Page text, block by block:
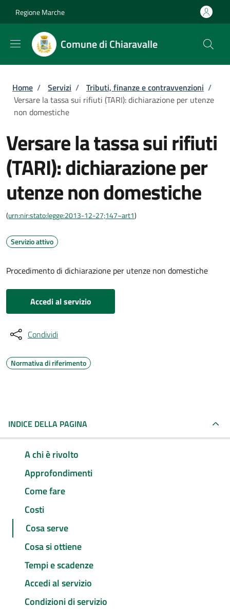
Regione Marche
Comune di Chiaravalle
Briciole di pane
Home / Servizi / Tributi, finanze e contravvenzioni /
Versare la tassa sui rifiuti (TARI): dichiarazione per utenze
non domestiche
Versare la tassa sui rifiuti
(TARI): dichiarazione per
utenze non domestiche
(urn:nir:stato:legge:2013-12-27;147~art1)
Servizio attivo
Procedimento di dichiarazione per utenze non domestiche
Accedi al servizio
Condividi
Normativa di riferimento
INDICE DELLA PAGINA
A chi è rivolto
Approfondimenti
Come fare
Costi
Cosa serve
Cosa si ottiene
Tempi e scadenze
Accedi al servizio
Condizioni di servizio